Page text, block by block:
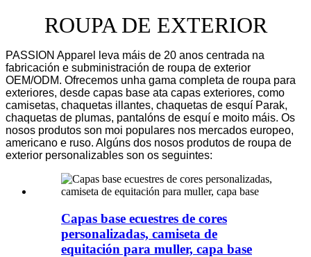
ROUPA DE EXTERIOR
PASSION Apparel leva máis de 20 anos centrada na
fabricación e subministración de roupa de exterior
OEM/ODM. Ofrecemos unha gama completa de roupa para
exteriores, desde capas base ata capas exteriores, como
camisetas, chaquetas illantes, chaquetas de esquí Parak,
chaquetas de plumas, pantalóns de esquí e moito máis. Os
nosos produtos son moi populares nos mercados europeo,
americano e ruso. Algúns dos nosos produtos de roupa de
exterior personalizables son os seguintes:
Capas base ecuestres de cores
personalizadas, camiseta de
equitación para muller, capa base